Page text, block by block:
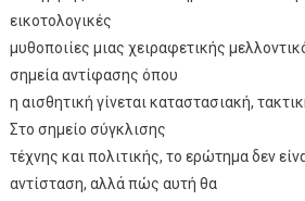
εικοτολογικές
μυθοποιίες μιας χειραφετικής
σημεία αντίφασης όπου
η αισθητική γίνεται καταστασιακή,
Στο σημείο σύγκλισης
τέχνης και πολιτικής, το ερώτημα δεν
αντίσταση, αλλά πώς αυτή θα